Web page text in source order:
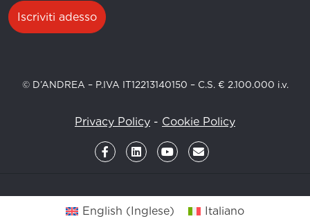
Iscriviti adesso
© D’ANDREA – P.IVA IT12213140150 – C.S. € 2.100.000 i.v.
Privacy Policy - Cookie Policy
English (Inglese) Italiano